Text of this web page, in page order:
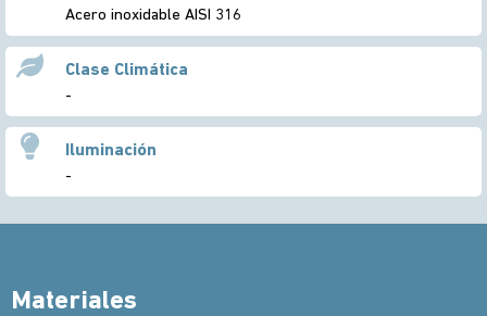
Acero inoxidable AISI 316
Clase Climática
-
Iluminación
-
Materiales